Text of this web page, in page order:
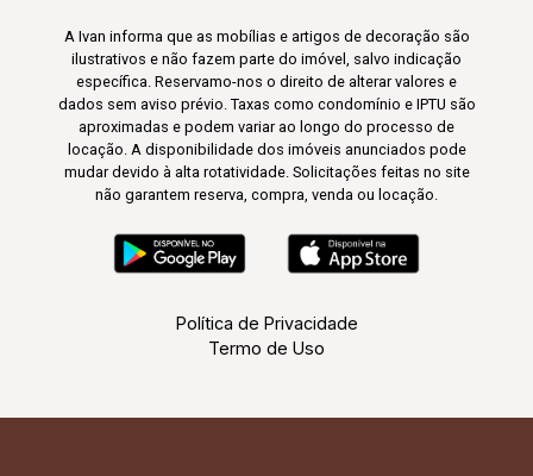
A Ivan informa que as mobílias e artigos de decoração são
ilustrativos e não fazem parte do imóvel, salvo indicação
específica. Reservamo-nos o direito de alterar valores e
dados sem aviso prévio. Taxas como condomínio e IPTU são
aproximadas e podem variar ao longo do processo de
locação. A disponibilidade dos imóveis anunciados pode
mudar devido à alta rotatividade. Solicitações feitas no site
não garantem reserva, compra, venda ou locação.
Política de Privacidade
Termo de Uso